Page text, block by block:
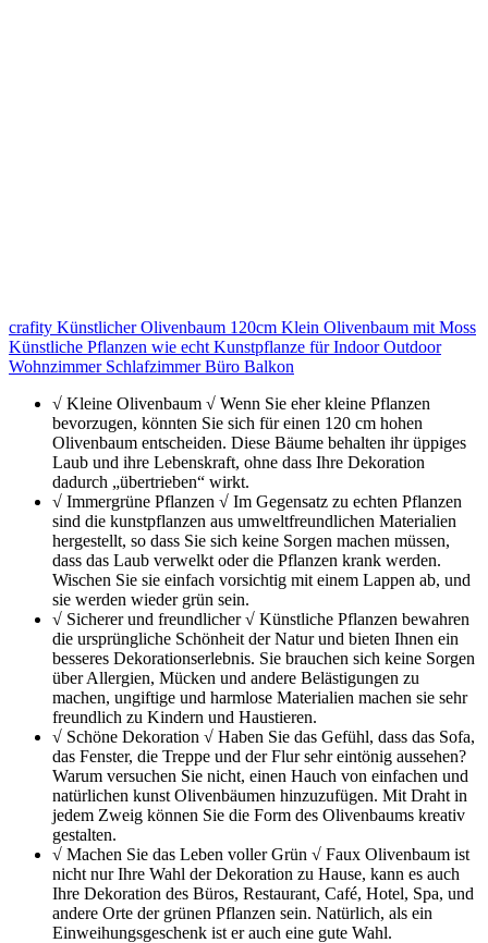
crafity Künstlicher Olivenbaum 120cm Klein Olivenbaum mit Moss
Künstliche Pflanzen wie echt Kunstpflanze für Indoor Outdoor
Wohnzimmer Schlafzimmer Büro Balkon
√ Kleine Olivenbaum √ Wenn Sie eher kleine Pflanzen
bevorzugen, könnten Sie sich für einen 120 cm hohen
Olivenbaum entscheiden. Diese Bäume behalten ihr üppiges
Laub und ihre Lebenskraft, ohne dass Ihre Dekoration
dadurch „übertrieben“ wirkt.
√ Immergrüne Pflanzen √ Im Gegensatz zu echten Pflanzen
sind die kunstpflanzen aus umweltfreundlichen Materialien
hergestellt, so dass Sie sich keine Sorgen machen müssen,
dass das Laub verwelkt oder die Pflanzen krank werden.
Wischen Sie sie einfach vorsichtig mit einem Lappen ab, und
sie werden wieder grün sein.
√ Sicherer und freundlicher √ Künstliche Pflanzen bewahren
die ursprüngliche Schönheit der Natur und bieten Ihnen ein
besseres Dekorationserlebnis. Sie brauchen sich keine Sorgen
über Allergien, Mücken und andere Belästigungen zu
machen, ungiftige und harmlose Materialien machen sie sehr
freundlich zu Kindern und Haustieren.
√ Schöne Dekoration √ Haben Sie das Gefühl, dass das Sofa,
das Fenster, die Treppe und der Flur sehr eintönig aussehen?
Warum versuchen Sie nicht, einen Hauch von einfachen und
natürlichen kunst Olivenbäumen hinzuzufügen. Mit Draht in
jedem Zweig können Sie die Form des Olivenbaums kreativ
gestalten.
√ Machen Sie das Leben voller Grün √ Faux Olivenbaum ist
nicht nur Ihre Wahl der Dekoration zu Hause, kann es auch
Ihre Dekoration des Büros, Restaurant, Café, Hotel, Spa, und
andere Orte der grünen Pflanzen sein. Natürlich, als ein
Einweihungsgeschenk ist er auch eine gute Wahl.